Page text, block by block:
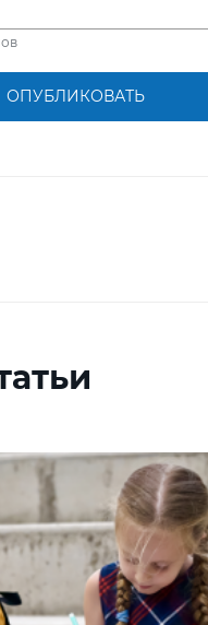
ОПУБЛИКОВАТЬ